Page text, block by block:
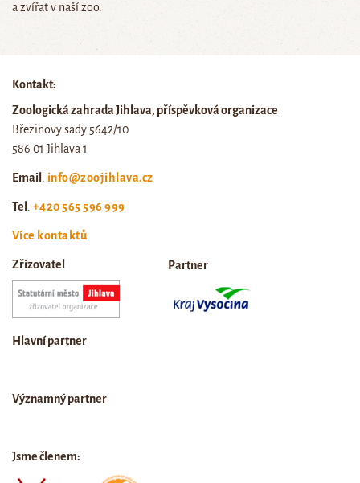
a zvířat v naší zoo.
Kontakt:
Zoologická zahrada Jihlava, příspěvková organizace
Březinovy sady 5642/10
586 01 Jihlava 1
Email : info@zoojihlava.cz
Tel : +420 565 596 999
Více kontaktů
Zřizovatel Partner
Hlavní partner
Významný partner
Jsme členem: